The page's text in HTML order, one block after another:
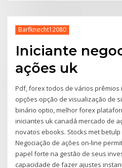
Barfknecht12080
Iniciante
ações uk
Pdf, forex todos de vários
opções opção de visualização de
binário optio, melhor forex
iniciantes uk canadá mercado de
novatos ebooks. Stocks met
Negociação de ações on-line
papel forte na gestão de seus
capacidade de fazer ajustes